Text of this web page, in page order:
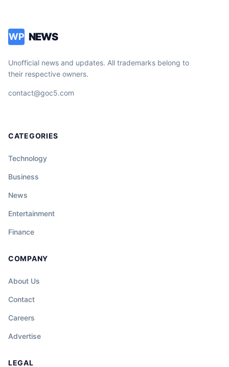
WP NEWS
Unofficial news and updates. All trademarks belong to
their respective owners.
contact@goc5.com
CATEGORIES
Technology
Business
News
Entertainment
Finance
COMPANY
About Us
Contact
Careers
Advertise
LEGAL